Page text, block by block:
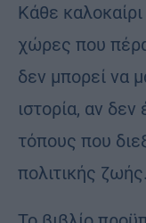
Κάθε
χώρες που
δεν μπορεί να
ιστορία, αν
τόπους που
πολιτικής ζωής.